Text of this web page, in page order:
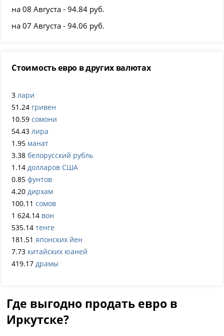
на 08 Августа - 94.84 руб.
на 07 Августа - 94.06 руб.
Стоимость евро в других валютах
3лари
51.24 гривен
10.59сомони
54.43лира
1.95 манат
3.38белорусский рубль
1.14долларов США
0.85фунтов
4.20дирхам
100.11сомов
1 624.14 вон
535.14тенге
181.51японских йен
7.73 китайских юаней
419.17драмы
Где выгодно продать евро в
Иркутске?